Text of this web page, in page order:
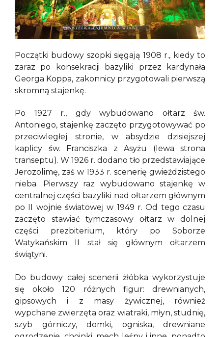
Początki budowy szopki sięgają 1908 r., kiedy to
zaraz po konsekracji bazyliki przez kardynała
Georga Koppa, zakonnicy przygotowali pierwszą
skromną stajenkę.
Po 1927 r., gdy wybudowano ołtarz św.
Antoniego, stajenkę zaczęto przygotowywać po
przeciwległej stronie, w absydzie dzisiejszej
kaplicy św. Franciszka z Asyżu (lewa strona
transeptu). W 1926 r. dodano tło przedstawiające
Jerozolimę, zaś w 1933 r. scenerię gwieździstego
nieba. Pierwszy raz wybudowano stajenkę w
centralnej części bazyliki nad ołtarzem głównym
po II wojnie światowej w 1949 r. Od tego czasu
zaczęto stawiać tymczasowy ołtarz w dolnej
części prezbiterium, który po Soborze
Watykańskim II stał się głównym ołtarzem
świątyni.
Do budowy całej scenerii żłóbka wykorzystuje
się około 120 różnych figur: drewnianych,
gipsowych i z masy żywicznej, również
wypchane zwierzęta oraz wiatraki, młyn, studnię,
szyb górniczy, domki, ogniska, drewniane